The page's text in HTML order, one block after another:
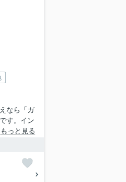
なら「ガ
す。イン
もっと見る